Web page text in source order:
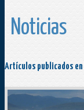
Noticias
Artículos publicados en